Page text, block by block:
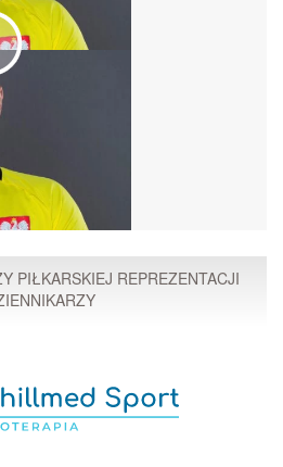
PIŁKARSKIEJ REPREZENTACJI